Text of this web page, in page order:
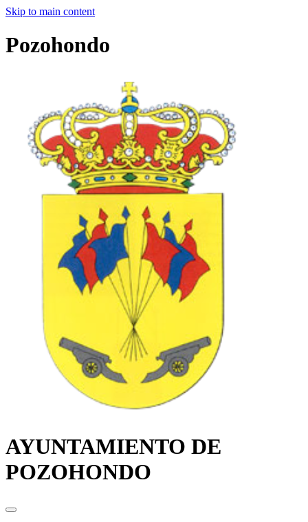
Skip to main content
Pozohondo
AYUNTAMIENTO DE
POZOHONDO